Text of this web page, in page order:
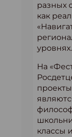
разных
как
уровнях.
На
классы